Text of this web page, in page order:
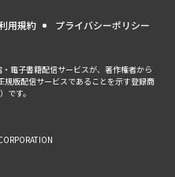
用規約 プライバシーポリシー
電子書籍配信サービスが、著作権者から
規版配信サービスであることを示す登録商
です。